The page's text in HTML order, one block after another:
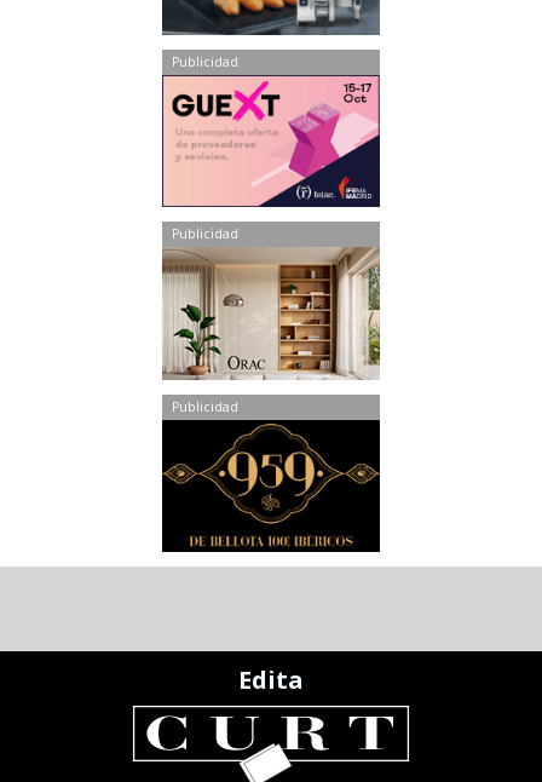
Publicidad
Publicidad
Publicidad
Edita